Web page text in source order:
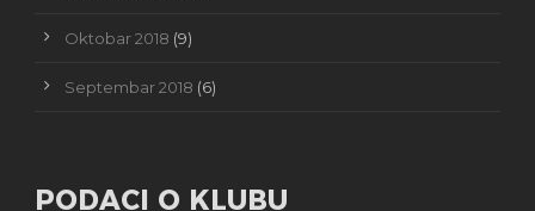
Oktobar 2018 (9)
Septembar 2018 (6)
PODACI O KLUBU